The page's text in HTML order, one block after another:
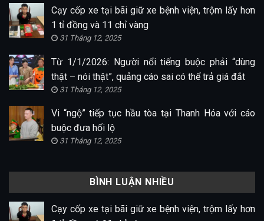
Cạy cốp xe tại bãi giữ xe bệnh viện, trộm lấy hơn
1 tỉ đồng và 11 chỉ vàng
31 Tháng 12, 2025
Từ 1/1/2026: Người nổi tiếng buộc phải “dùng
thật – nói thật”, quảng cáo sai có thể trả giá đắt
31 Tháng 12, 2025
Vi “ngộ” tiếp tục hầu tòa tại Thanh Hóa với cáo
buộc đưa hối lộ
31 Tháng 12, 2025
BÌNH LUẬN NHIỀU
Cạy cốp xe tại bãi giữ xe bệnh viện, trộm lấy hơn